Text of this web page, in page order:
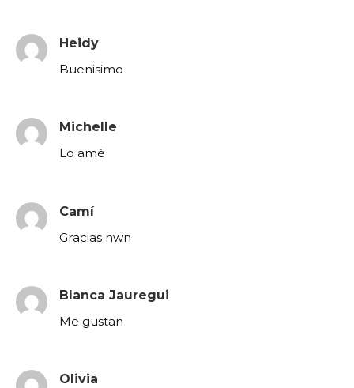
Heidy
Buenisimo
Michelle
Lo amé
Camí
Gracias nwn
Blanca Jauregui
Me gustan
Olivia